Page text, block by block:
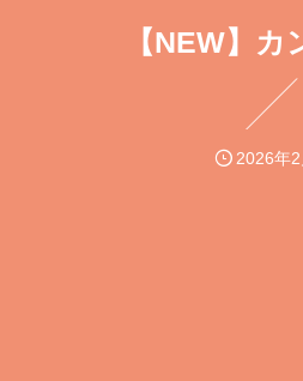
【NEW】
2026年2